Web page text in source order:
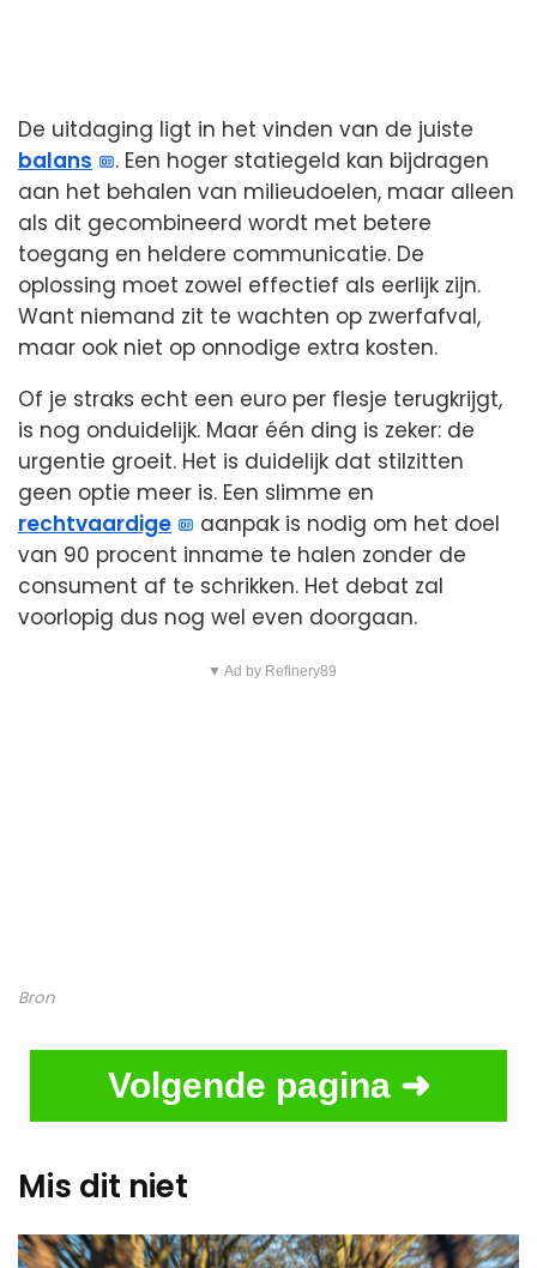
De uitdaging ligt in het vinden van de juiste
balans
. Een hoger statiegeld kan bijdragen
aan het behalen van milieudoelen, maar alleen
als dit gecombineerd wordt met betere
toegang en heldere communicatie. De
oplossing moet zowel effectief als eerlijk zijn.
Want niemand zit te wachten op zwerfafval,
maar ook niet op onnodige extra kosten.
Of je straks echt een euro per flesje terugkrijgt,
is nog onduidelijk. Maar één ding is zeker: de
urgentie groeit. Het is duidelijk dat stilzitten
geen optie meer is. Een slimme en
rechtvaardige
aanpak is nodig om het doel
van 90 procent inname te halen zonder de
consument af te schrikken. Het debat zal
voorlopig dus nog wel even doorgaan.
▼ Ad by Refinery89
Bron
Volgende pagina ➜
Mis dit niet